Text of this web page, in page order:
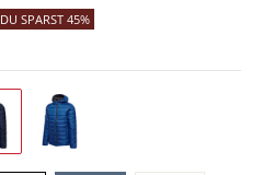
DU SPARST 45%